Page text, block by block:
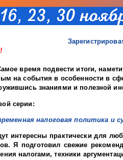
время подвести итоги,
на события в особенности в
знаниями и полезной
серии:
налоговая политика и
интересны практически для
Я подготовил свежие
налогами, техники